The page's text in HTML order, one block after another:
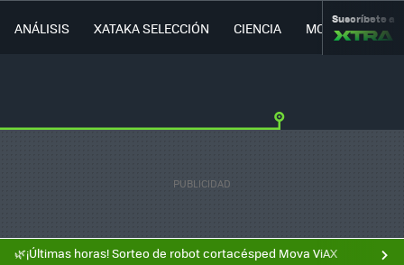
ANÁLISIS XATAKA SELECCIÓN CIENCIA MOVILIDAD
Suscríbete a
🌿¡Últimas horas! Sorteo de robot cortacésped Mova ViAX